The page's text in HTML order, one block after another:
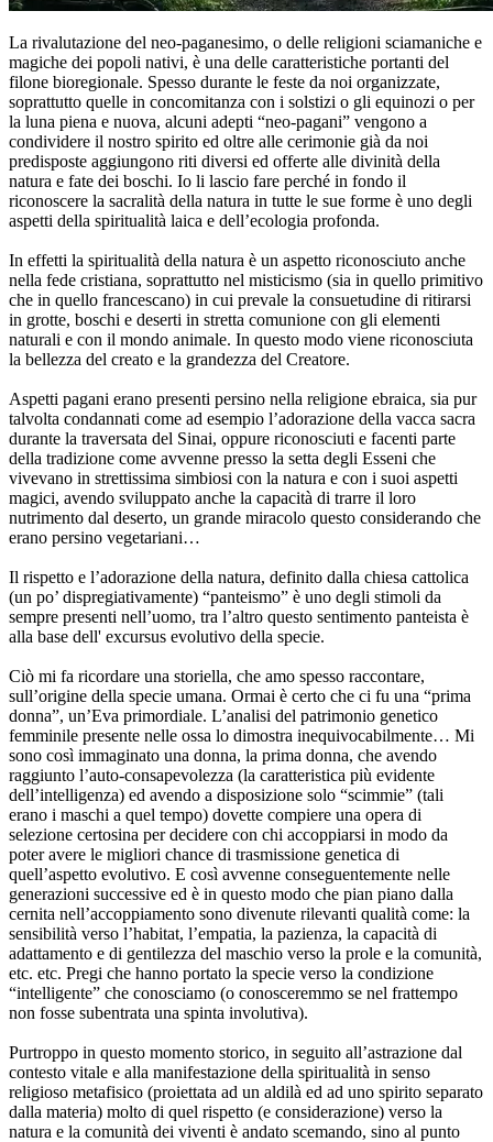
La rivalutazione del neo-paganesimo, o delle religioni sciamaniche e
magiche dei popoli nativi, è una delle caratteristiche portanti del
filone bioregionale. Spesso durante le feste da noi organizzate,
soprattutto quelle in concomitanza con i solstizi o gli equinozi o per
la luna piena e nuova, alcuni adepti “neo-pagani” vengono a
condividere il nostro spirito ed oltre alle cerimonie già da noi
predisposte aggiungono riti diversi ed offerte alle divinità della
natura e fate dei boschi. Io li lascio fare perché in fondo il
riconoscere la sacralità della natura in tutte le sue forme è uno degli
aspetti della spiritualità laica e dell’ecologia profonda.
In effetti la spiritualità della natura è un aspetto riconosciuto anche
nella fede cristiana, soprattutto nel misticismo (sia in quello primitivo
che in quello francescano) in cui prevale la consuetudine di ritirarsi
in grotte, boschi e deserti in stretta comunione con gli elementi
naturali e con il mondo animale. In questo modo viene riconosciuta
la bellezza del creato e la grandezza del Creatore.
Aspetti pagani erano presenti persino nella religione ebraica, sia pur
talvolta condannati come ad esempio l’adorazione della vacca sacra
durante la traversata del Sinai, oppure riconosciuti e facenti parte
della tradizione come avvenne presso la setta degli Esseni che
vivevano in strettissima simbiosi con la natura e con i suoi aspetti
magici, avendo sviluppato anche la capacità di trarre il loro
nutrimento dal deserto, un grande miracolo questo considerando che
erano persino vegetariani…
Il rispetto e l’adorazione della natura, definito dalla chiesa cattolica
(un po’ dispregiativamente) “panteismo” è uno degli stimoli da
sempre presenti nell’uomo, tra l’altro questo sentimento panteista è
alla base dell' excursus evolutivo della specie.
Ciò mi fa ricordare una storiella, che amo spesso raccontare,
sull’origine della specie umana. Ormai è certo che ci fu una “prima
donna”, un’Eva primordiale. L’analisi del patrimonio genetico
femminile presente nelle ossa lo dimostra inequivocabilmente… Mi
sono così immaginato una donna, la prima donna, che avendo
raggiunto l’auto-consapevolezza (la caratteristica più evidente
dell’intelligenza) ed avendo a disposizione solo “scimmie” (tali
erano i maschi a quel tempo) dovette compiere una opera di
selezione certosina per decidere con chi accoppiarsi in modo da
poter avere le migliori chance di trasmissione genetica di
quell’aspetto evolutivo. E così avvenne conseguentemente nelle
generazioni successive ed è in questo modo che pian piano dalla
cernita nell’accoppiamento sono divenute rilevanti qualità come: la
sensibilità verso l’habitat, l’empatia, la pazienza, la capacità di
adattamento e di gentilezza del maschio verso la prole e la comunità,
etc. etc. Pregi che hanno portato la specie verso la condizione
“intelligente” che conosciamo (o conosceremmo se nel frattempo
non fosse subentrata una spinta involutiva).
Purtroppo in questo momento storico, in seguito all’astrazione dal
contesto vitale e alla manifestazione della spiritualità in senso
religioso metafisico (proiettata ad un aldilà ed ad uno spirito separato
dalla materia) molto di quel rispetto (e considerazione) verso la
natura e la comunità dei viventi è andato scemando, sino al punto